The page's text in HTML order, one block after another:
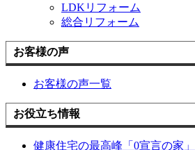
LDKリフォーム
総合リフォーム
お客様の声
お客様の声一覧
お役立ち情報
健康住宅の最高峰「0宣言の家」